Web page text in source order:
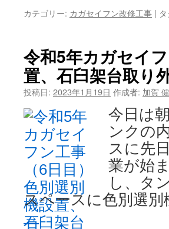
カテゴリー: カガセイフン改修工事 |
令和5年カガセイ
置、石臼架台取り
投稿日: 2023年1月19日 作成者: 加賀
今日は
ンクの
スに先
業が始
し、タ
スペースに色別選
→